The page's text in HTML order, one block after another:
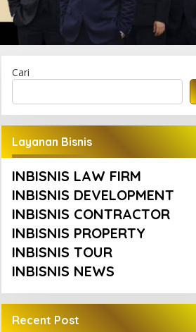
Cari
Layanan Bisnis
INBISNIS LAW FIRM
INBISNIS DEVELOPMENT
INBISNIS CONTRACTOR
INBISNIS PROPERTY
INBISNIS TOUR
INBISNIS NEWS
Recent Post